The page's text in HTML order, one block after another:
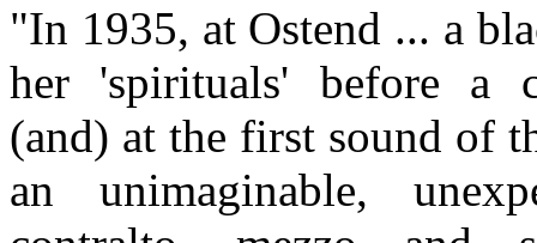
"In 1935, at Ostend ... a
her 'spirituals' before a
(and) at the first sound of
an unimaginable,